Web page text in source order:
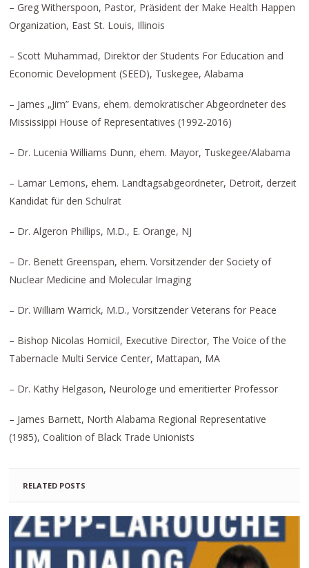
– Greg Witherspoon, Pastor, Präsident der Make Health Happen
Organization, East St. Louis, Illinois
– Scott Muhammad, Direktor der Students For Education and
Economic Development (SEED), Tuskegee, Alabama
– James „Jim” Evans, ehem. demokratischer Abgeordneter des
Mississippi House of Representatives (1992-2016)
– Dr. Lucenia Williams Dunn, ehem. Mayor, Tuskegee/Alabama
– Lamar Lemons, ehem. Landtagsabgeordneter, Detroit, derzeit
Kandidat für den Schulrat
– Dr. Algeron Phillips, M.D., E. Orange, NJ
– Dr. Benett Greenspan, ehem. Vorsitzender der Society of
Nuclear Medicine and Molecular Imaging
– Dr. William Warrick, M.D., Vorsitzender Veterans for Peace
– Bishop Nicolas Homicil, Executive Director, The Voice of the
Tabernacle Multi Service Center, Mattapan, MA
– Dr. Kathy Helgason, Neurologe und emeritierter Professor
– James Barnett, North Alabama Regional Representative
(1985), Coalition of Black Trade Unionists
RELATED POSTS